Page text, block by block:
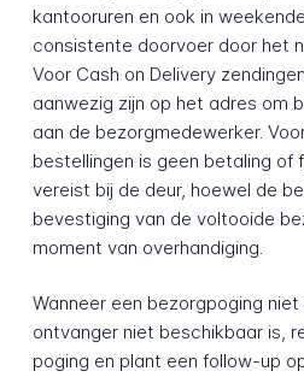
kantooruren en ook in
consistente doorvoer door het
Voor Cash on Delivery
aanwezig zijn op het adres om
aan de bezorgmedewerker.
bestellingen is geen betaling of
vereist bij de deur, hoewel de
bevestiging van de voltooide
moment van overhandiging.
Wanneer een bezorgpoging
ontvanger niet beschikbaar is,
poging en plant een follow-up